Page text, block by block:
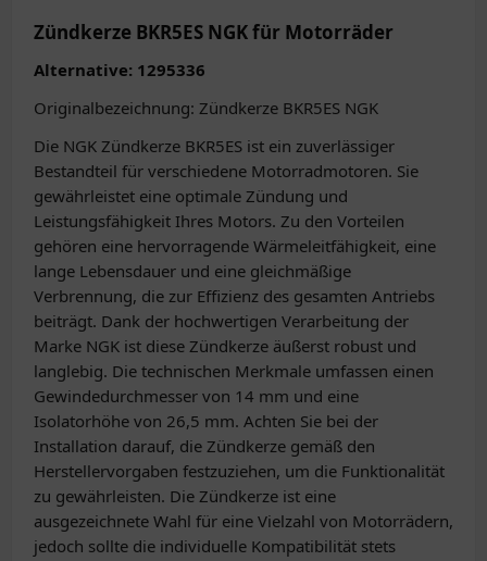
Zündkerze BKR5ES NGK für Motorräder
Alternative: 1295336
Originalbezeichnung: Zündkerze BKR5ES NGK
Die NGK Zündkerze BKR5ES ist ein zuverlässiger
Bestandteil für verschiedene Motorradmotoren. Sie
gewährleistet eine optimale Zündung und
Leistungsfähigkeit Ihres Motors. Zu den Vorteilen
gehören eine hervorragende Wärmeleitfähigkeit, eine
lange Lebensdauer und eine gleichmäßige
Verbrennung, die zur Effizienz des gesamten Antriebs
beiträgt. Dank der hochwertigen Verarbeitung der
Marke NGK ist diese Zündkerze äußerst robust und
langlebig. Die technischen Merkmale umfassen einen
Gewindedurchmesser von 14 mm und eine
Isolatorhöhe von 26,5 mm. Achten Sie bei der
Installation darauf, die Zündkerze gemäß den
Herstellervorgaben festzuziehen, um die Funktionalität
zu gewährleisten. Die Zündkerze ist eine
ausgezeichnete Wahl für eine Vielzahl von Motorrädern,
jedoch sollte die individuelle Kompatibilität stets